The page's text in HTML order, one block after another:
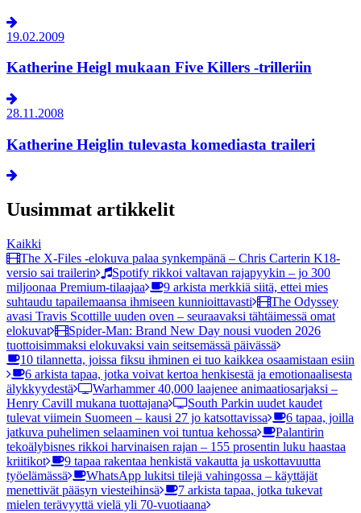
19.02.2009
Katherine Heigl mukaan Five Killers -trilleriin
28.11.2008
Katherine Heiglin tulevasta komediasta traileri
Uusimmat artikkelit
Kaikki
The X-Files -elokuva palaa synkempänä – Chris Carterin K18-
versio sai trailerin
Spotify rikkoi valtavan rajapyykin – jo 300
miljoonaa Premium-tilaajaa
9 arkista merkkiä siitä, ettei mies
suhtaudu tapailemaansa ihmiseen kunnioittavasti
The Odyssey
avasi Travis Scottille uuden oven – seuraavaksi tähtäimessä omat
elokuvat
Spider-Man: Brand New Day nousi vuoden 2026
tuottoisimmaksi elokuvaksi vain seitsemässä päivässä
10 tilannetta, joissa fiksu ihminen ei tuo kaikkea osaamistaan esiin
6 arkista tapaa, jotka voivat kertoa henkisestä ja emotionaalisesta
älykkyydestä
Warhammer 40,000 laajenee animaatiosarjaksi –
Henry Cavill mukana tuottajana
South Parkin uudet kaudet
tulevat viimein Suomeen – kausi 27 jo katsottavissa
6 tapaa, joilla
jatkuva puhelimen selaaminen voi tuntua kehossa
Palantirin
tekoälybisnes rikkoi harvinaisen rajan – 155 prosentin luku haastaa
kriitikot
9 tapaa rakentaa henkistä vakautta ja uskottavuutta
työelämässä
WhatsApp lukitsi tilejä vahingossa – käyttäjät
menettivät pääsyn viesteihinsä
7 arkista tapaa, jotka tukevat
mielen terävyyttä vielä yli 70-vuotiaana